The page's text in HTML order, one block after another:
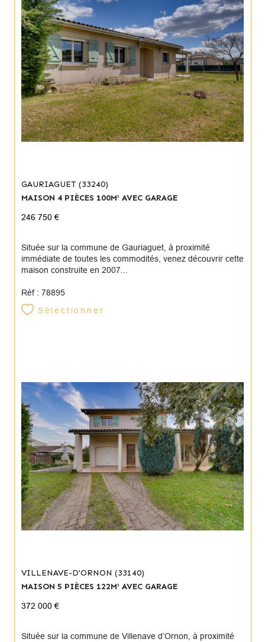
GAURIAGUET (33240)
MAISON 4 PIÈCES 100M² AVEC GARAGE
246 750 €
Située sur la commune de Gauriaguet, à proximité
immédiate de toutes les commodités, venez découvrir cette
maison construite en 2007...
Réf : 78895
Sélectionner
VILLENAVE-D'ORNON (33140)
MAISON 5 PIÈCES 122M² AVEC GARAGE
372 000 €
Située sur la commune de Villenave d’Ornon, à proximité